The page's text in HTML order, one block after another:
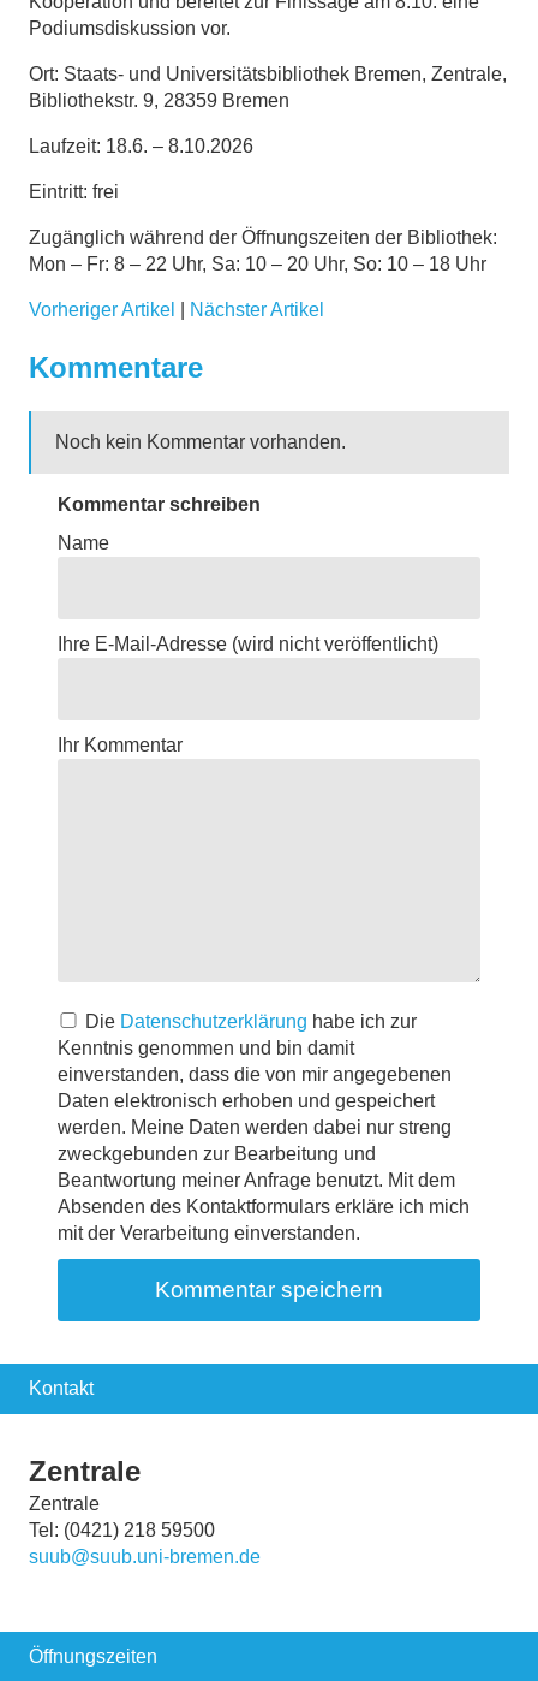
Podiumsdiskussion vor.
Ort: Staats- und Universitätsbibliothek Bremen, Zentrale,
Bibliothekstr. 9, 28359 Bremen
Laufzeit: 18.6. – 8.10.2026
Eintritt: frei
Zugänglich während der Öffnungszeiten der Bibliothek:
Mon – Fr: 8 – 22 Uhr, Sa: 10 – 20 Uhr, So: 10 – 18 Uhr
Vorheriger Artikel Nächster Artikel
Kommentare
Noch kein Kommentar vorhanden.
Kommentar schreiben
Name
Ihre E-Mail-Adresse (wird nicht veröffentlicht)
Ihr Kommentar
Die Datenschutzerklärung habe ich zur
Kenntnis genommen und bin damit
einverstanden, dass die von mir angegebenen
Daten elektronisch erhoben und gespeichert
werden. Meine Daten werden dabei nur streng
zweckgebunden zur Bearbeitung und
Beantwortung meiner Anfrage benutzt. Mit dem
Absenden des Kontaktformulars erkläre ich mich
mit der Verarbeitung einverstanden.
Kontakt
Zentrale
Zentrale
Tel: (0421) 218 59500
suub@suub.uni-bremen.de
Öffnungszeiten